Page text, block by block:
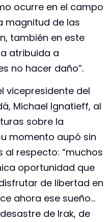
ocurre en el campo
magnitud de las
también en este
atribuida a
no hacer daño”.
vicepresidente del
Michael Ignatieff, al
sobre la
momento aupó sin
respecto: “muchos
oportunidad que
de libertad en
ahora ese sueño…
de Irak, de